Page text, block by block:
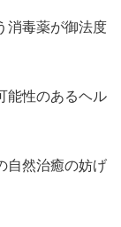
消毒薬が御法度
能性のあるヘル
自然治癒の妨げ